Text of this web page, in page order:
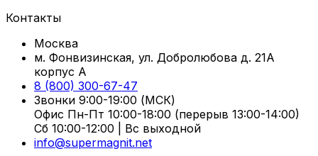
Контакты
Москва
м. Фонвизинская, ул. Добролюбова д. 21А
корпус А
8 (800) 300-67-47
Звонки 9:00-19:00 (МСК)
Офис Пн-Пт 10:00-18:00 (перерыв 13:00-14:00)
Сб 10:00-12:00 | Вс выходной
info@supermagnit.net